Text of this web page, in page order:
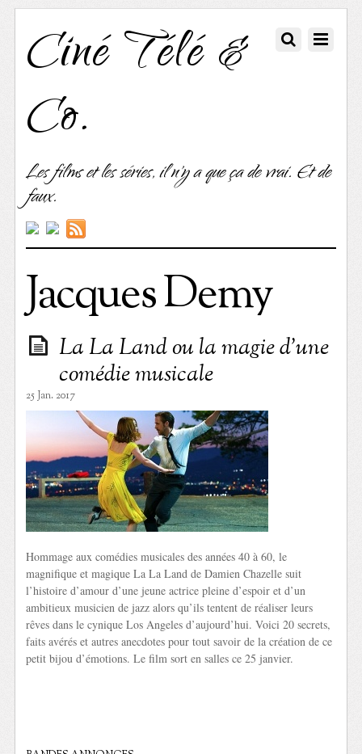
Ciné Télé &
Co.
Les films et les séries, il n'y a que ça de vrai. Et de
faux.
Jacques Demy
La La Land ou la magie d’une
comédie musicale
25 Jan. 2017
Hommage aux comédies musicales des années 40 à 60, le
magnifique et magique La La Land de Damien Chazelle suit
l’histoire d’amour d’une jeune actrice pleine d’espoir et d’un
ambitieux musicien de jazz alors qu’ils tentent de réaliser leurs
rêves dans le cynique Los Angeles d’aujourd’hui. Voici 20 secrets,
faits avérés et autres anecdotes pour tout savoir de la création de ce
petit bijou d’émotions. Le film sort en salles ce 25 janvier.